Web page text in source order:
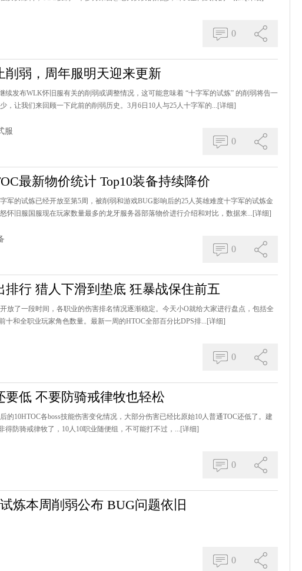
0
削弱，周年服明天迎来更新
续发布WLK怀旧服有关的削弱或调整情况，这可能意味着 “十字军的试炼” 的削弱将告一
，让我们来回顾一下此前的削弱历史。3月6日10人与25人十字军的... [详细]
服
0
最新物价统计 Top10装备持续降价
军的试炼已经开放至第5周，被削弱和游戏BUG影响后的25人英雄难度十字军的试炼金
怀旧服国服现在玩家数量最多的龙牙服务器部落物价进行介绍和对比，数据来... [详细]
0
排行 猎人下滑到垫底 狂暴战保住前五
放了一段时间，各职业的伤害排名情况逐渐稳定。今天小O就给大家进行盘点，包括全
十和全职业玩家角色数量。最新一周的HTOC全部百分比DPS排... [详细]
0
要低 不要防骑戒律牧也轻松
的10HTOC各boss技能伤害变化情况，大部分伤害已经比原始10人普通TOC还低了。建
得防骑戒律牧了，10人10职业随便组，不可能打不过，... [详细]
0
炼本周削弱公布 BUG问题依旧
0